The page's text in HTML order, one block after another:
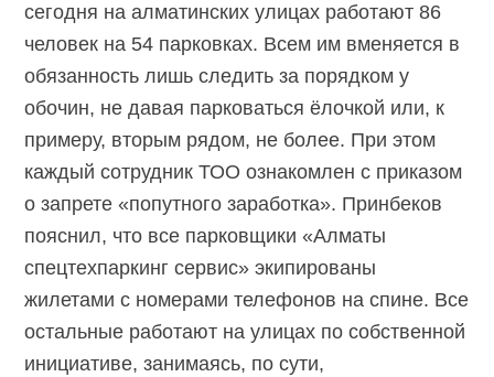
сегодня на алматинских улицах работают 86
человек на 54 парковках. Всем им вменяется в
обязанность лишь следить за порядком у
обочин, не давая парковаться ёлочкой или, к
примеру, вторым рядом, не более. При этом
каждый сотрудник ТОО ознакомлен с приказом
о запрете «попутного заработка». Принбеков
пояснил, что все парковщики «Алматы
спецтехпаркинг сервис» экипированы
жилетами с номерами телефонов на спине. Все
остальные работают на улицах по собственной
инициативе, занимаясь, по сути,